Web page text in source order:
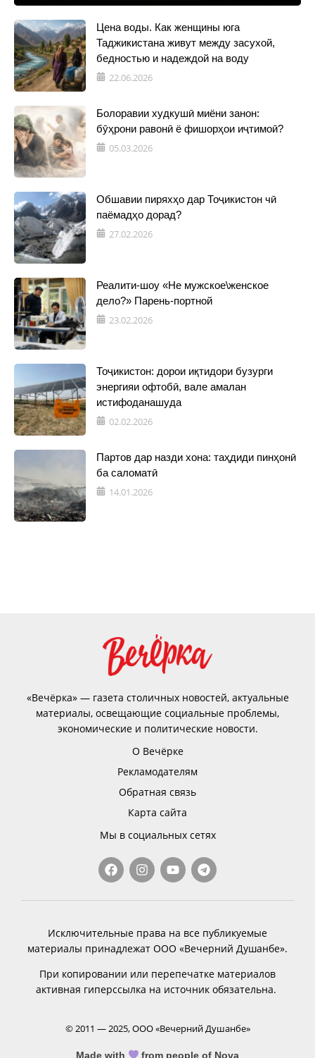
Цена воды. Как женщины юга
Таджикистана живут между засухой,
бедностью и надеждой на воду
22.06.2026
Болоравии худкушӣ миёни занон:
бӯҳрони равонӣ ё фишорҳои иҷтимоӣ?
05.03.2026
Обшавии пиряхҳо дар Тоҷикистон чӣ
паёмадҳо дорад?
27.02.2026
Реалити-шоу «Не мужское\женское
дело?» Парень-портной
23.02.2026
Тоҷикистон: дорои иқтидори бузурги
энергияи офтобӣ, вале амалан
истифоданашуда
02.02.2026
Партов дар назди хона: таҳдиди пинҳонӣ
ба саломатӣ
14.01.2026
«Вечёрка» — газета столичных новостей, актуальные
материалы, освещающие социальные проблемы,
экономические и политические новости.
О Вечёрке
Рекламодателям
Обратная связь
Карта сайта
Мы в социальных сетях
Исключительные права на все публикуемые
материалы принадлежат ООО «Вечерний Душанбе».
При копировании или перепечатке материалов
активная гиперссылка на источник обязательна.
© 2011 — 2025, ООО «Вечерний Душанбе»
Made with from people of Nova